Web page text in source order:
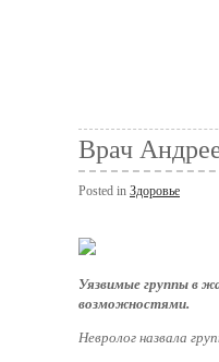
Врач
Posted in Здоровье
Уязвимые группы в
возможностями.
Невролог назвала